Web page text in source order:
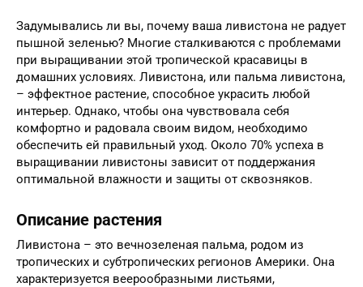
Задумывались ли вы, почему ваша ливистона не радует
пышной зеленью? Многие сталкиваются с проблемами
при выращивании этой тропической красавицы в
домашних условиях. Ливистона, или пальма ливистона,
– эффектное растение, способное украсить любой
интерьер. Однако, чтобы она чувствовала себя
комфортно и радовала своим видом, необходимо
обеспечить ей правильный уход. Около 70% успеха в
выращивании ливистоны зависит от поддержания
оптимальной влажности и защиты от сквозняков.
Описание растения
Ливистона – это вечнозеленая пальма, родом из
тропических и субтропических регионов Америки. Она
характеризуется веерообразными листьями,